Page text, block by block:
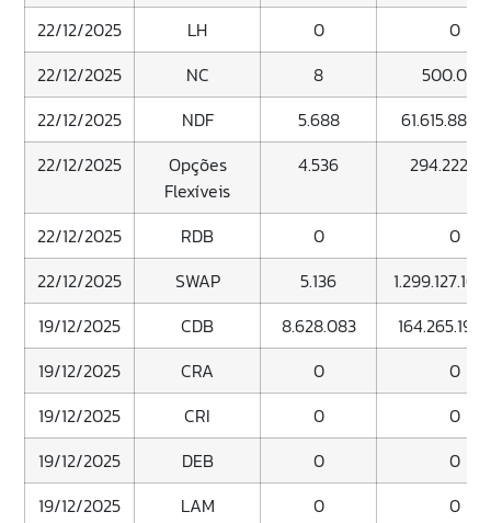
22/12/2025 LH 0
0
22/12/2025
NC 8
500.000
22/12/2025
NDF 5.688
22/12/2025
Opções
Flexíveis
4.536
22/12/2025 RDB 0
0
22/12/2025
SWAP 5.136
19/12/2025
CDB 8.628.083
19/12/2025
CRA 0
0
19/12/2025
CRI 0
0
19/12/2025
DEB 0
0
19/12/2025
LAM 0
0